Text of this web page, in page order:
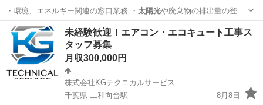
・環境、エネルギー関連の窓口業務 ・ 太陽光や廃棄物の排出量の登録
■【基本給】 …
兵庫 姫路市 工場
未経験歓迎！エアコン・エコキュート工事ス
タッフ募集
月収300,000円
株式会社KGテクニカルサービス
千葉県 二和向台駅
8月8日